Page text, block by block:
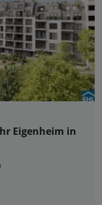
Eigenheim in